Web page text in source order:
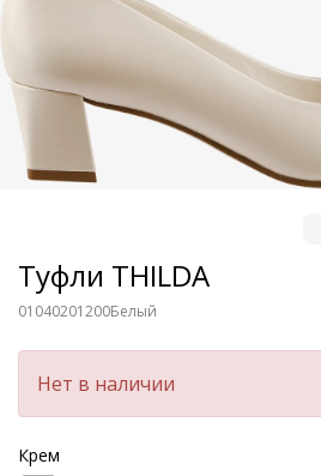
Туфли THILDA
01040201200Белый
Нет в наличии
Крем